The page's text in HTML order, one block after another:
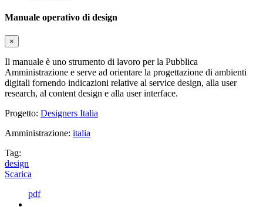
Manuale operativo di design
×
Il manuale è uno strumento di lavoro per la Pubblica
Amministrazione e serve ad orientare la progettazione di ambienti
digitali fornendo indicazioni relative al service design, alla user
research, al content design e alla user interface.
Progetto: Designers Italia
Amministrazione: italia
Tag:
design
Scarica
pdf